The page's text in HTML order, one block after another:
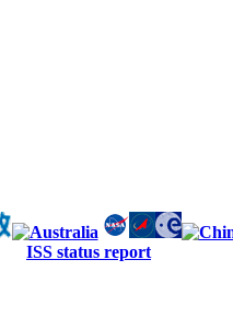
ISS status report